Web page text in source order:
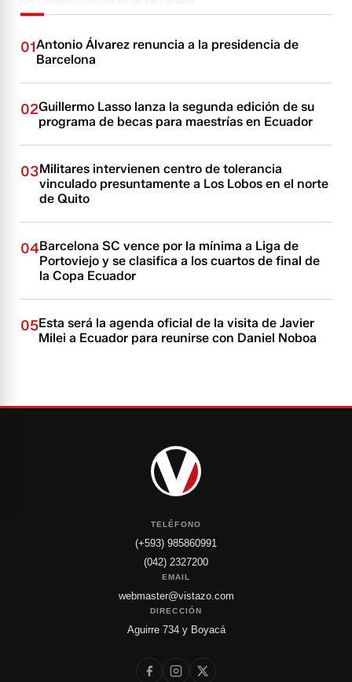
01Antonio Álvarez renuncia a la presidencia de
Barcelona
02Guillermo Lasso lanza la segunda edición de su
programa de becas para maestrías en Ecuador
03Militares intervienen centro de tolerancia
vinculado presuntamente a Los Lobos en el norte
de Quito
04Barcelona SC vence por la mínima a Liga de
Portoviejo y se clasifica a los cuartos de final de
la Copa Ecuador
05Esta será la agenda oficial de la visita de Javier
Milei a Ecuador para reunirse con Daniel Noboa
TELÉFONO
(+593) 985860991
(042) 2327200
EMAIL
webmaster@vistazo.com
DIRECCIÓN
Aguirre 734 y Boyacá